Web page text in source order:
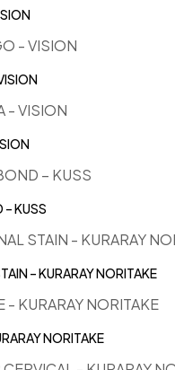
– KUSS
– KURARAY NORITAKE
NORITAKE